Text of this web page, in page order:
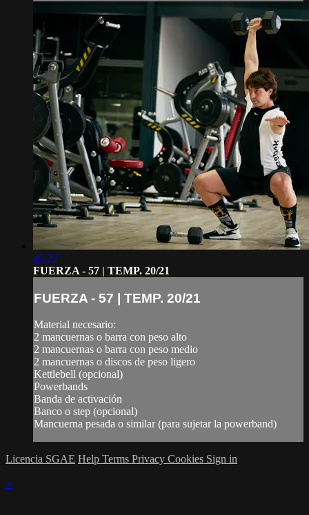
49:22
FUERZA - 57 | TEMP. 20/21
FUERZA - 57 | TEMP. 20/21
Material necesario:
2 mancuernas o barra con peso alto
2 mancuernas o barra con peso medio
2 mancuernas o discos de peso ligero
Kettlebell (opcional)
Powerbands
Banda de activación
Banco o step (opcional)
Mancuerna pesada o similar (para sujetar la powerband)
Licencia SGAE Help Terms Privacy Cookies Sign in
×